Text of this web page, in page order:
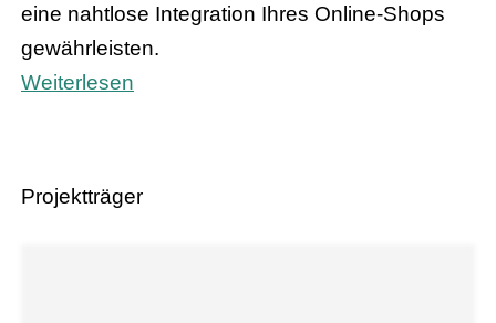
eine nahtlose Integration Ihres Online-Shops
gewährleisten.
Weiterlesen
Projektträger